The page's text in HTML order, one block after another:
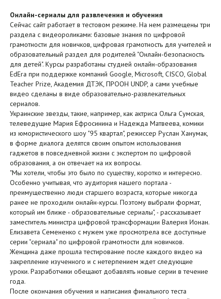
Онлайн-сериалы для развлечения и обучения
Сейчас сайт работает в тестовом режиме. На нем размещены три
раздела с видеороликами: базовые знания по цифровой
грамотности для новичков, цифровая грамотность для учителей и
образовательный раздел для родителей "Онлайн-безопасность
для детей". Курсы разработаны студией онлайн-образования
EdEra при поддержке компаний Google, Microsoft, CISCO, Global
Teacher Prize, Академия ДТЭК, ПРООН UNDP, а сами учебные
видео сделаны в виде образовательно-развлекательных
сериалов.
Украинские звезды, такие, например, как актриса Ольга Сумская,
телеведущие Мария Ефросинина и Надежда Матвеева, комики
из юмористического шоу "95 квартал", режиссер Руслан Ханумак,
в форме диалога делятся своим опытом использования
гаджетов в повседневной жизни с экспертом по цифровой
образования, а он отвечает на их вопросы.
"Мы хотели, чтобы это было по существу, коротко и интересно.
Особенно учитывая, что аудитория нашего портала -
преимущественно люди старшего возраста, которые никогда
ранее не проходили онлайн-курсы. Поэтому выбрали формат,
который им ближе - образовательные сериалы", - рассказывает
заместитель министра цифровой трансформации Валерия Ионан.
Елизавета Семененко с мужем уже просмотрела все доступные
серии "сериала" по цифровой грамотности для новичков.
Женщина даже прошла тестирование после каждого видео на
закрепление изученного и с нетерпением ждет следующие
уроки. Разработчики обещают добавлять новые серии в течение
года.
После окончания обучения и написания финального теста